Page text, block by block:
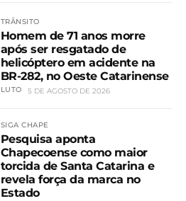
TRÂNSITO
Homem de 71 anos morre
após ser resgatado de
helicóptero em acidente na
BR-282, no Oeste Catarinense
LUTO 5 DE AGOSTO DE 2026
SIGA CHAPE
Pesquisa aponta
Chapecoense como maior
torcida de Santa Catarina e
revela força da marca no
Estado